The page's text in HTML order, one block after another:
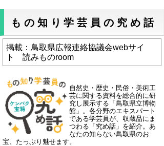
もの知り学芸員の究め話
掲載：鳥取県広報連絡協議会webサイ
ト 読みものroom
自然史・歴史・民俗・美術工
芸に関する資料を総合的に研
究し展示する「鳥取県立博物
館」。各分野のエキスパート
である学芸員が、収蔵品にま
つわる「究め話」を紹介。あ
なたの知らない鳥取県のお
宝、たっぷり魅せます。